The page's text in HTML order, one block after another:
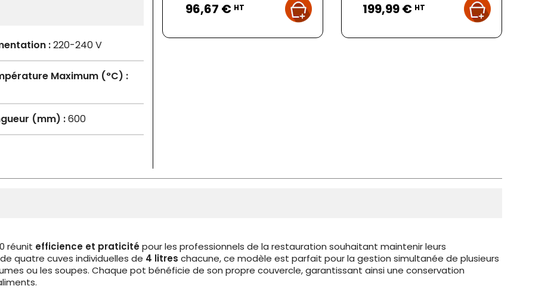
:220-240 V
Maximum (°C) :
(mm) :600
96,67 € HT 199,99 € HT
réunit efficience et praticitépour les professionnels de la restauration souhaitant maintenir leurs
quatre cuves individuelles de 4 litres chacune, ce modèle est parfait pour la gestion simultanée de plusieurs
ou les soupes. Chaque pot bénéficie de son propre couvercle, garantissant ainsi une conservation